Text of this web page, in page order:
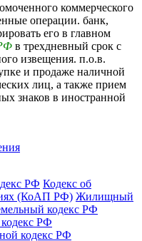
коммерческого
операции. банк,
его в главном
в трехдневный срок с
извещения. п.о.в.
и продаже наличной
лиц, а также прием
знаков в иностранной
РФ Кодекс об
(КоАП РФ) Жилищный
кодекс РФ
РФ
кодекс РФ